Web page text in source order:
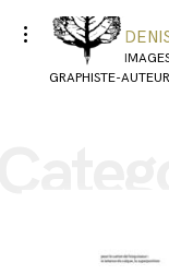
GRAPHISTE-AUTEUR